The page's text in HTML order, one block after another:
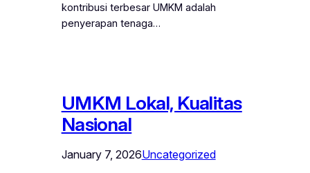
kontribusi terbesar UMKM adalah
penyerapan tenaga…
UMKM Lokal, Kualitas
Nasional
January 7, 2026Uncategorized